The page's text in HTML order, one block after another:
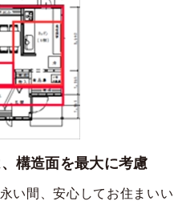
構造面を最大に考慮
い間、安心してお住まいい